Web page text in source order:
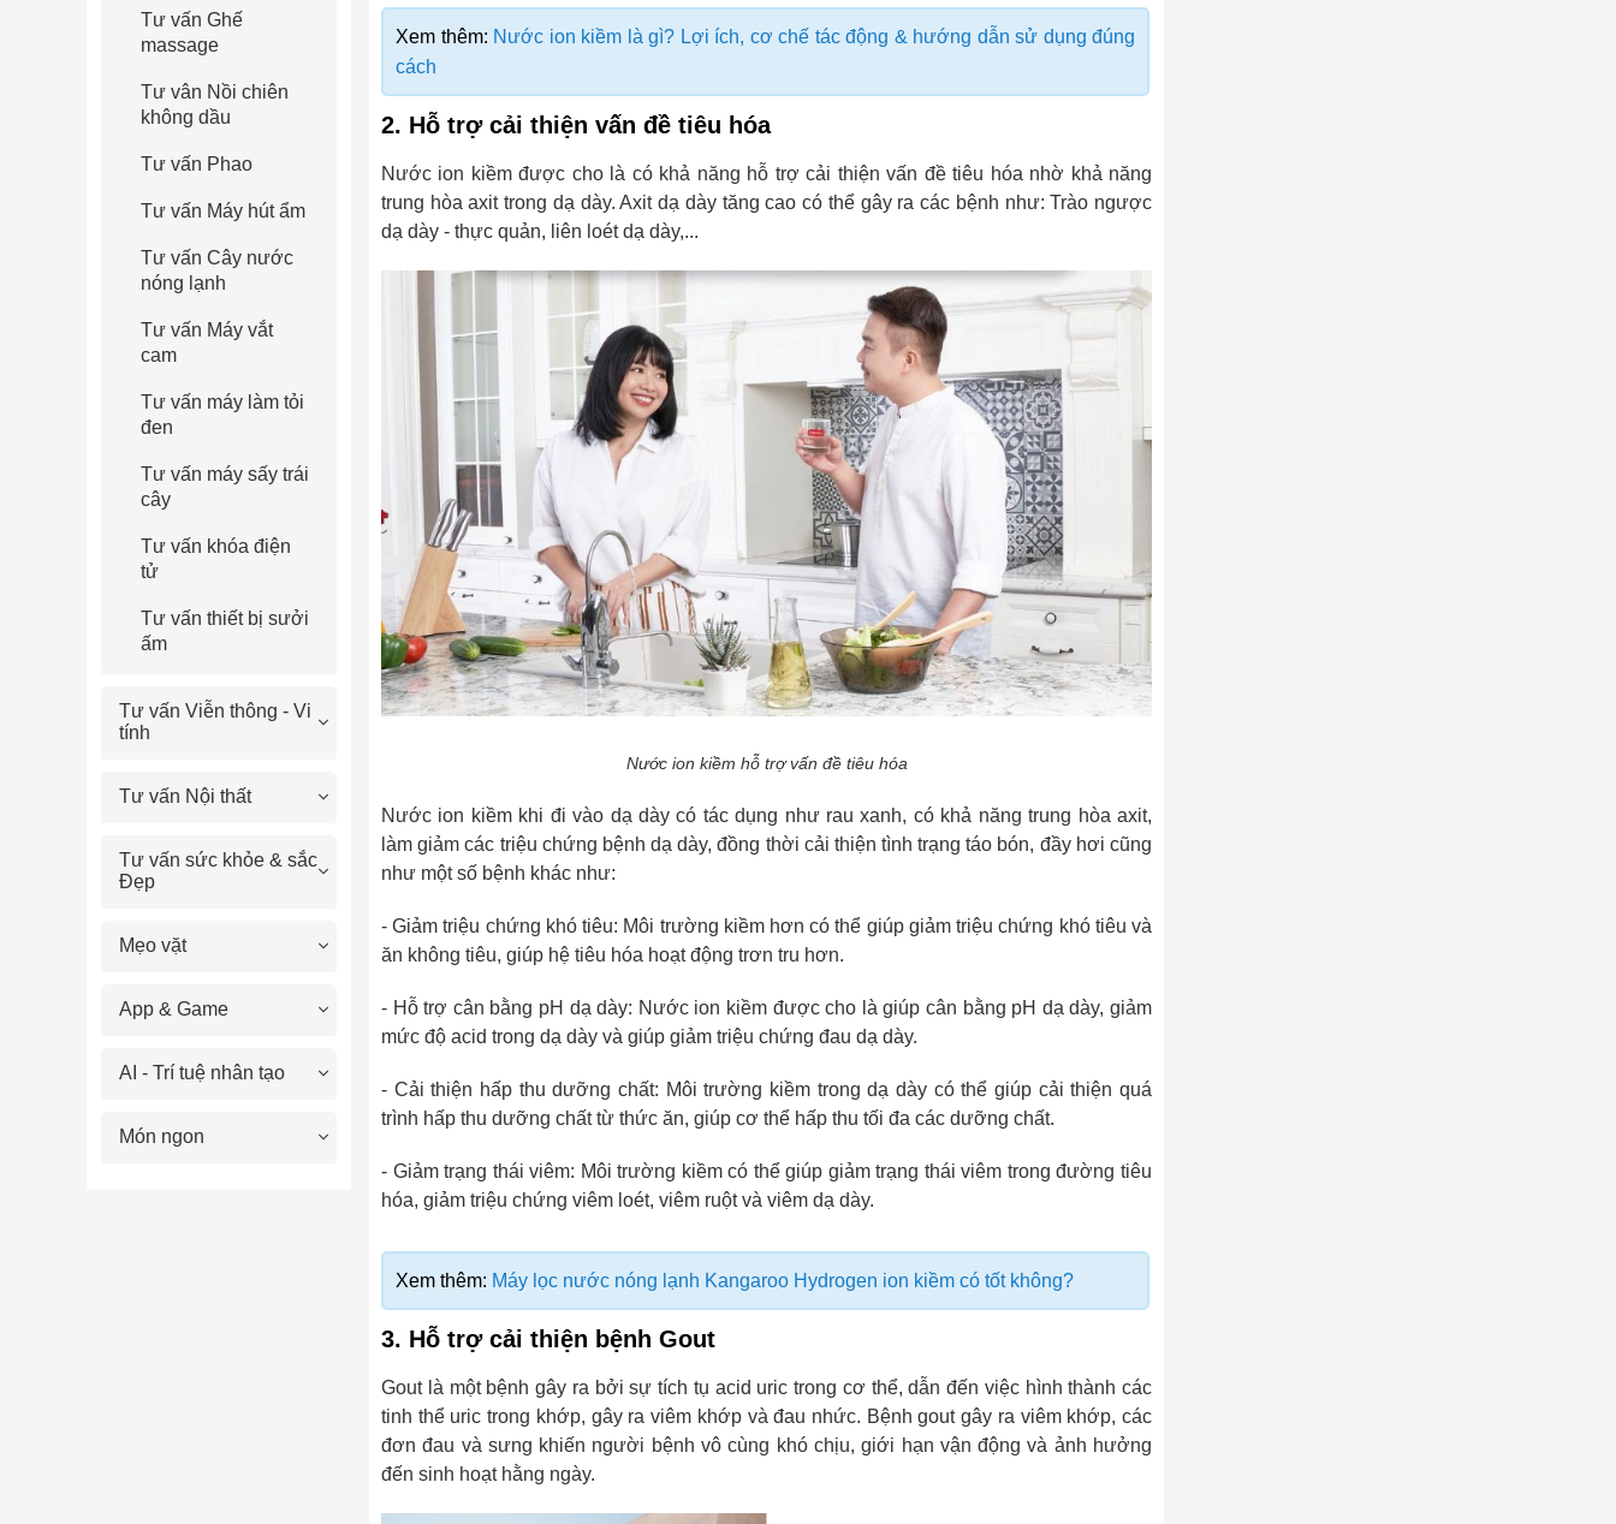
Tư vấn Ghế
massage
Tư vân Nồi chiên
không dầu
Tư vấn Phao
Tư vấn Máy hút ẩm
Tư vấn Cây nước
nóng lạnh
Tư vấn Máy vắt
cam
Tư vấn máy làm tỏi
đen
Tư vấn máy sấy trái
cây
Tư vấn khóa điện
tử
Tư vấn thiết bị sưởi
ấm
Tư vấn Viễn thông - Vi
tính
Tư vấn Nội thất
Tư vấn sức khỏe & sắc
Đẹp
Mẹo vặt
App & Game
AI - Trí tuệ nhân tạo
Món ngon
Xem thêm: Nước ion kiềm là gì? Lợi ích, cơ chế tác động & hướng dẫn sử dụng đúng
cách
2. Hỗ trợ cải thiện vấn đề tiêu hóa
Nước ion kiềm được cho là có khả năng hỗ trợ cải thiện vấn đề tiêu hóa nhờ khả năng
trung hòa axit trong dạ dày. Axit dạ dày tăng cao có thể gây ra các bệnh như: Trào ngược
dạ dày - thực quản, liên loét dạ dày,...
Nước ion kiềm hỗ trợ vấn đề tiêu hóa
Nước ion kiềm khi đi vào dạ dày có tác dụng như rau xanh, có khả năng trung hòa axit,
làm giảm các triệu chứng bệnh dạ dày, đồng thời cải thiện tình trạng táo bón, đầy hơi cũng
như một số bệnh khác như:
- Giảm triệu chứng khó tiêu: Môi trường kiềm hơn có thể giúp giảm triệu chứng khó tiêu và
ăn không tiêu, giúp hệ tiêu hóa hoạt động trơn tru hơn.
- Hỗ trợ cân bằng pH dạ dày: Nước ion kiềm được cho là giúp cân bằng pH dạ dày, giảm
mức độ acid trong dạ dày và giúp giảm triệu chứng đau dạ dày.
- Cải thiện hấp thu dưỡng chất: Môi trường kiềm trong dạ dày có thể giúp cải thiện quá
trình hấp thu dưỡng chất từ thức ăn, giúp cơ thể hấp thu tối đa các dưỡng chất.
- Giảm trạng thái viêm: Môi trường kiềm có thể giúp giảm trạng thái viêm trong đường tiêu
hóa, giảm triệu chứng viêm loét, viêm ruột và viêm dạ dày.
Xem thêm: Máy lọc nước nóng lạnh Kangaroo Hydrogen ion kiềm có tốt không?
3. Hỗ trợ cải thiện bệnh Gout
Gout là một bệnh gây ra bởi sự tích tụ acid uric trong cơ thể, dẫn đến việc hình thành các
tinh thể uric trong khớp, gây ra viêm khớp và đau nhức. Bệnh gout gây ra viêm khớp, các
đơn đau và sưng khiến người bệnh vô cùng khó chịu, giới hạn vận động và ảnh hưởng
đến sinh hoạt hằng ngày.